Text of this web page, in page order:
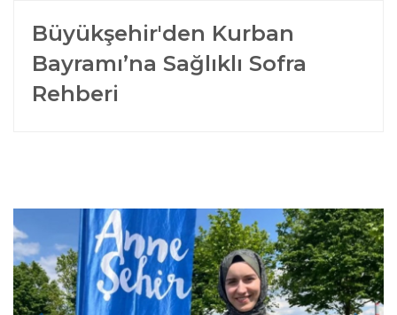
Büyükşehir'den Kurban
Bayramı’na Sağlıklı Sofra
Rehberi